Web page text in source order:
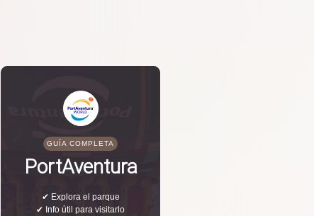
GUÍA COMPLETA
PortAventura
✔ Explora el parque
✔ Info útil para visitarlo